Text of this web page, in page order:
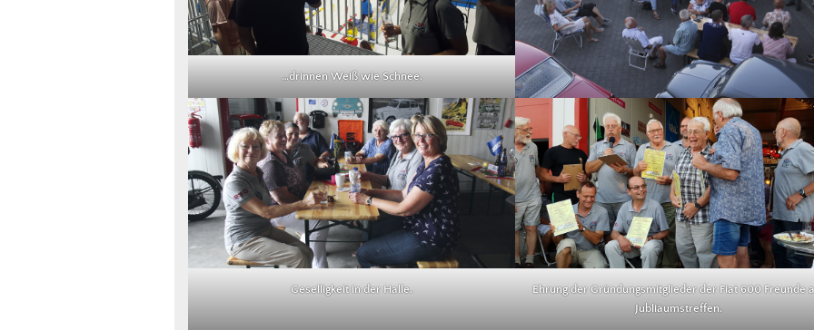
…drinnen Weiß wie Schnee.
Geselligkeit in der Halle.
Ehrung der Gründungsmitglieder der Fiat 600 Freunde
Jubliäumstreffen.